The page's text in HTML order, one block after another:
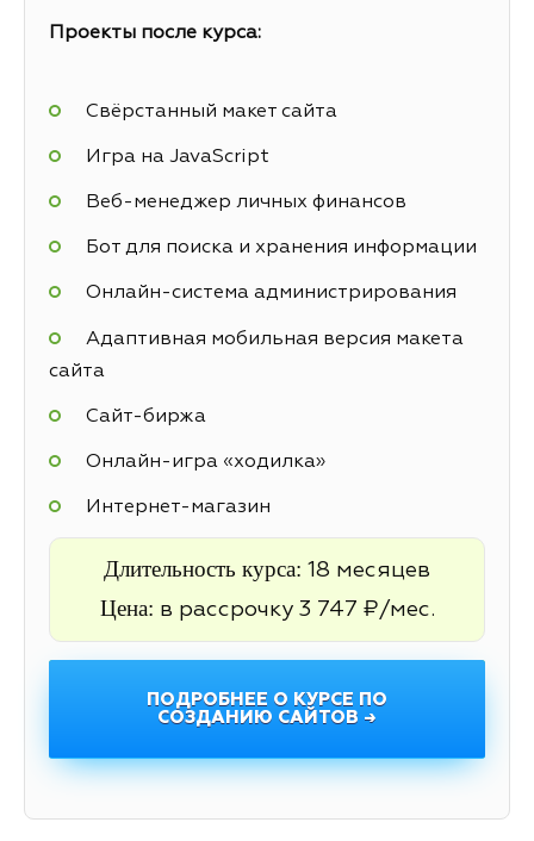
Проекты после курса:
Свёрстанный макет сайта
Игра на JavaScript
Веб-менеджер личных финансов
Бот для поиска и хранения информации
Онлайн-система администрирования
Адаптивная мобильная версия макета
сайта
Cайт-биржа
Онлайн-игра «ходилка»
Интернет-магазин
Длительность курса: 18 месяцев
Цена: в рассрочку 3 747 ₽/мес.
ПОДРОБНЕЕ О КУРСЕ ПО
СОЗДАНИЮ САЙТОВ →